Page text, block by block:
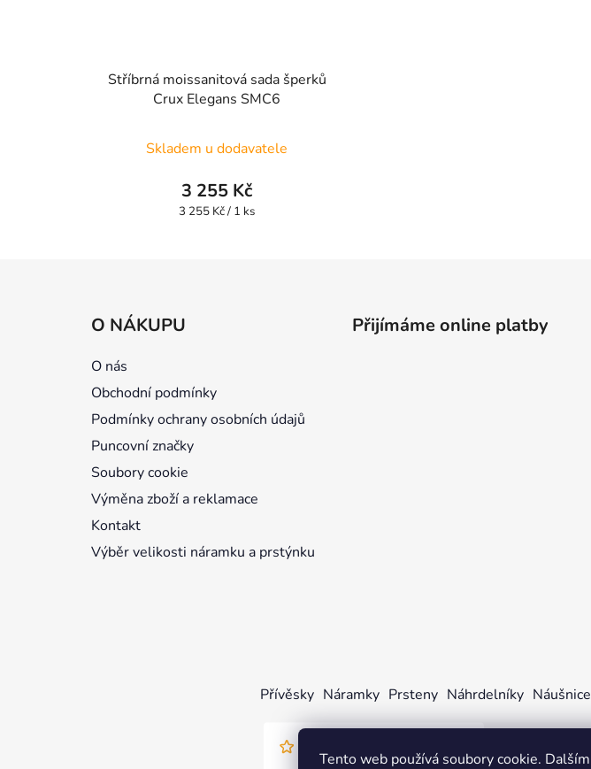
Tento web používá soubory cookie. Dalším
Stříbrná moissanitová sada šperků
Crux Elegans SMC6
Skladem u dodavatele
3 255 Kč
Měrná
3 255 Kč / 1 ks
O NÁKUPU
O nás
Obchodní podmínky
Podmínky ochrany osobních údajů
Puncovní značky
Soubory cookie
Výměna zboží a reklamace
Kontakt
Výběr velikosti náramku a prstýnku
Přijímáme online platby
Přívěsky Náramky Prsteny Náhrdelníky Náušnice